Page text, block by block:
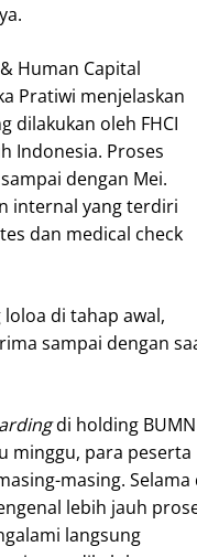
Human Capital
Pratiwi menjelaskan
dilakukan oleh FHCI
Indonesia. Proses
dengan Mei.
internal yang terdiri
dan medical check
di tahap awal,
sampai dengan
di holding BUMN
minggu, para peserta
masing. Selama
lebih jauh
langsung